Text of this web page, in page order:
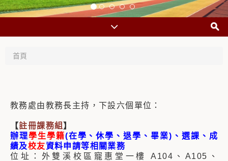
首頁
教務處由教務長主持，下設六個單位：
【註冊課務組 】
辦理學生學籍(在學、休學、退學、畢業)、選課、成
績及校友資料申請等相關業務
位址：外雙溪校區寵惠堂一樓 A104、A105、